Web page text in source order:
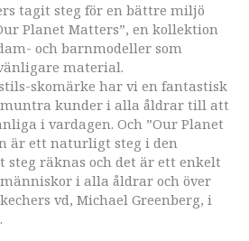
tagit steg för en bättre miljö
Planet Matters”, en kollektion
och barnmodeller som
material.
skomärke har vi en fantastisk
kunder i alla åldrar till att
i vardagen. Och ”Our Planet
är ett naturligt steg i den
räknas och det är ett enkelt
i alla åldrar och över
vd, Michael Greenberg, i